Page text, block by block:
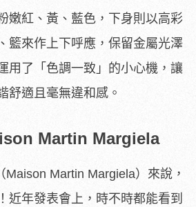
嫩紅、黃、藍色，下身則以高彩
籃來作上下呼應，保留金屬光澤
用了「色調一致」的小心機，讓
舒適且毫無違和感。
Martin Margiela
Martin Margiela）來說，
近年發表會上，時不時都能看到